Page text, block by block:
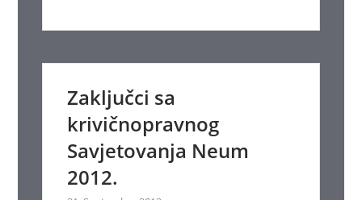
Zaključci sa
krivičnopravnog
Savjetovanja Neum
2012.